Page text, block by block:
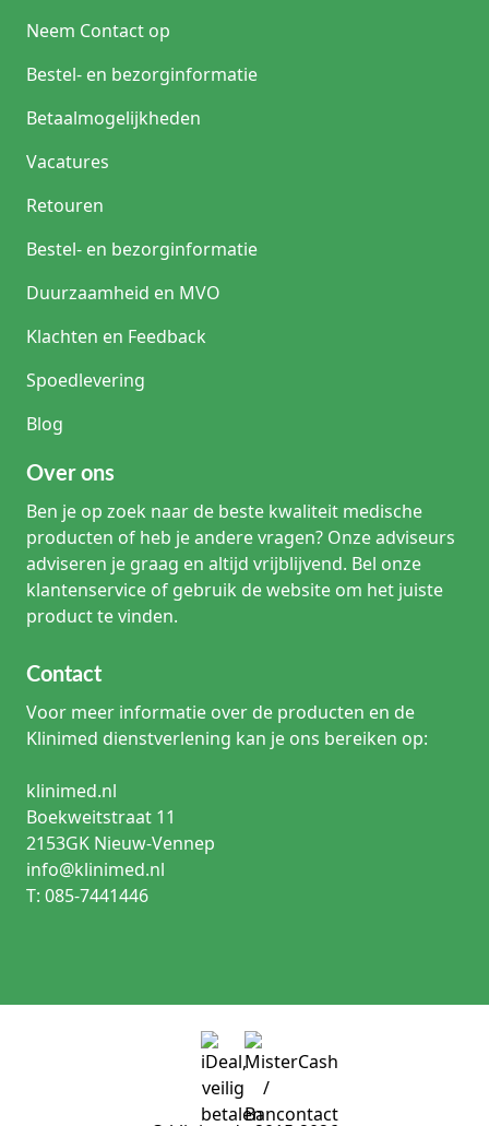
Neem Contact op
Bestel- en bezorginformatie
Betaalmogelijkheden
Vacatures
Retouren
Bestel- en bezorginformatie
Duurzaamheid en MVO
Klachten en Feedback
Spoedlevering
Blog
Over ons
Ben je op zoek naar de beste kwaliteit medische
producten of heb je andere vragen? Onze adviseurs
adviseren je graag en altijd vrijblijvend. Bel onze
klantenservice of gebruik de website om het juiste
product te vinden.
Contact
Voor meer informatie over de producten en de
Klinimed dienstverlening kan je ons bereiken op:
klinimed.nl
Boekweitstraat 11
2153GK Nieuw-Vennep
info@klinimed.nl
T: 085-7441446